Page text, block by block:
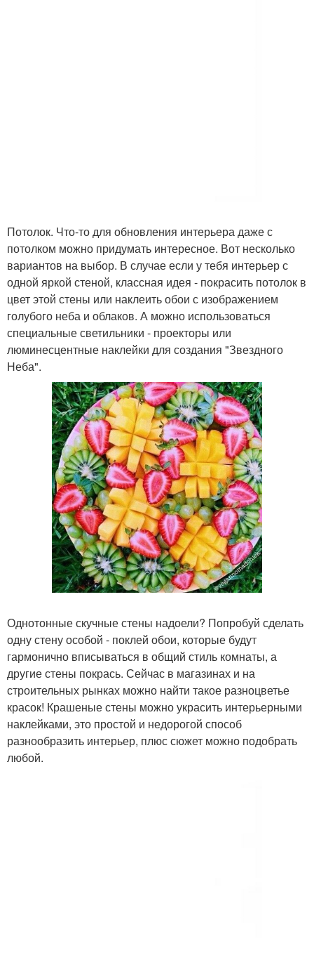
Потолок. Что-то для обновления интерьера даже с
потолком можно придумать интересное. Вот несколько
вариантов на выбор. В случае если у тебя интерьер с
одной яркой стеной, классная идея - покрасить потолок в
цвет этой стены или наклеить обои с изображением
голубого неба и облаков. А можно использоваться
специальные светильники - проекторы или
люминесцентные наклейки для создания "Звездного
Неба".
Однотонные скучные стены надоели? Попробуй сделать
одну стену особой - поклей обои, которые будут
гармонично вписываться в общий стиль комнаты, а
другие стены покрась. Сейчас в магазинах и на
строительных рынках можно найти такое разноцветье
красок! Крашеные стены можно украсить интерьерными
наклейками, это простой и недорогой способ
разнообразить интерьер, плюс сюжет можно подобрать
любой.